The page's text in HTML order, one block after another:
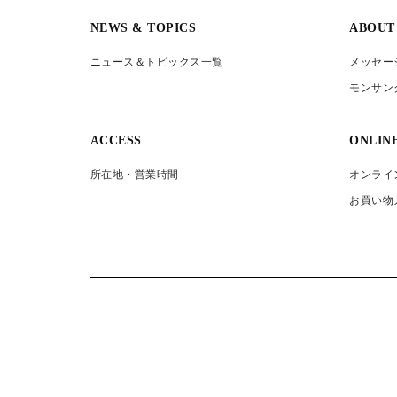
NEWS & TOPICS
ニュース＆トピックス一覧
ABOUT
メッセー
モンサン
ACCESS
所在地・営業時間 オンライ
お買い物